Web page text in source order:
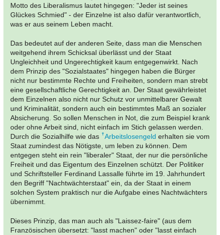
Motto des Liberalismus lautet hingegen: "Jeder ist seines
Glückes Schmied" - der Einzelne ist also dafür verantwortlich,
was er aus seinem Leben macht.
Das bedeutet auf der anderen Seite, dass man die Menschen
weitgehend ihrem Schicksal überlässt und der Staat
Ungleichheit und Ungerechtigkeit kaum entgegenwirkt. Nach
dem Prinzip des "Sozialstaates" hingegen haben die Bürger
nicht nur bestimmte Rechte und Freiheiten, sondern man strebt
eine gesellschaftliche Gerechtigkeit an. Der Staat gewährleistet
dem Einzelnen also nicht nur Schutz vor unmittelbarer Gewalt
und Kriminalität, sondern auch ein bestimmtes Maß an sozialer
Absicherung. So sollen Menschen in Not, die zum Beispiel krank
oder ohne Arbeit sind, nicht einfach im Stich gelassen werden.
Durch die Sozialhilfe wie das
Arbeitslosengeld erhalten sie vom
Staat zumindest das Nötigste, um leben zu können. Dem
entgegen steht ein rein "liberaler" Staat, der nur die persönliche
Freiheit und das Eigentum des Einzelnen schützt. Der Politiker
und Schriftsteller Ferdinand Lassalle führte im 19. Jahrhundert
den Begriff "Nachtwächterstaat" ein, da der Staat in einem
solchen System praktisch nur die Aufgabe eines Nachtwächters
übernimmt.
Dieses Prinzip, das man auch als "Laissez-faire" (aus dem
Französischen übersetzt: "lasst machen" oder "lasst einfach